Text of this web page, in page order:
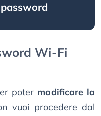
Wi-Fi
poter modificare la
vuoi procedere dal